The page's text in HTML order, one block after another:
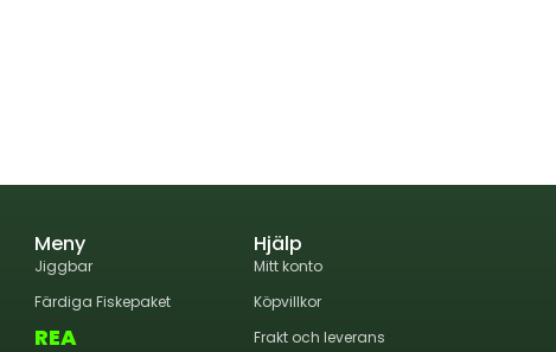
Meny
Jiggbar
Färdiga Fiskepaket
REA
Hjälp
Mitt konto
Köpvillkor
Frakt och leverans